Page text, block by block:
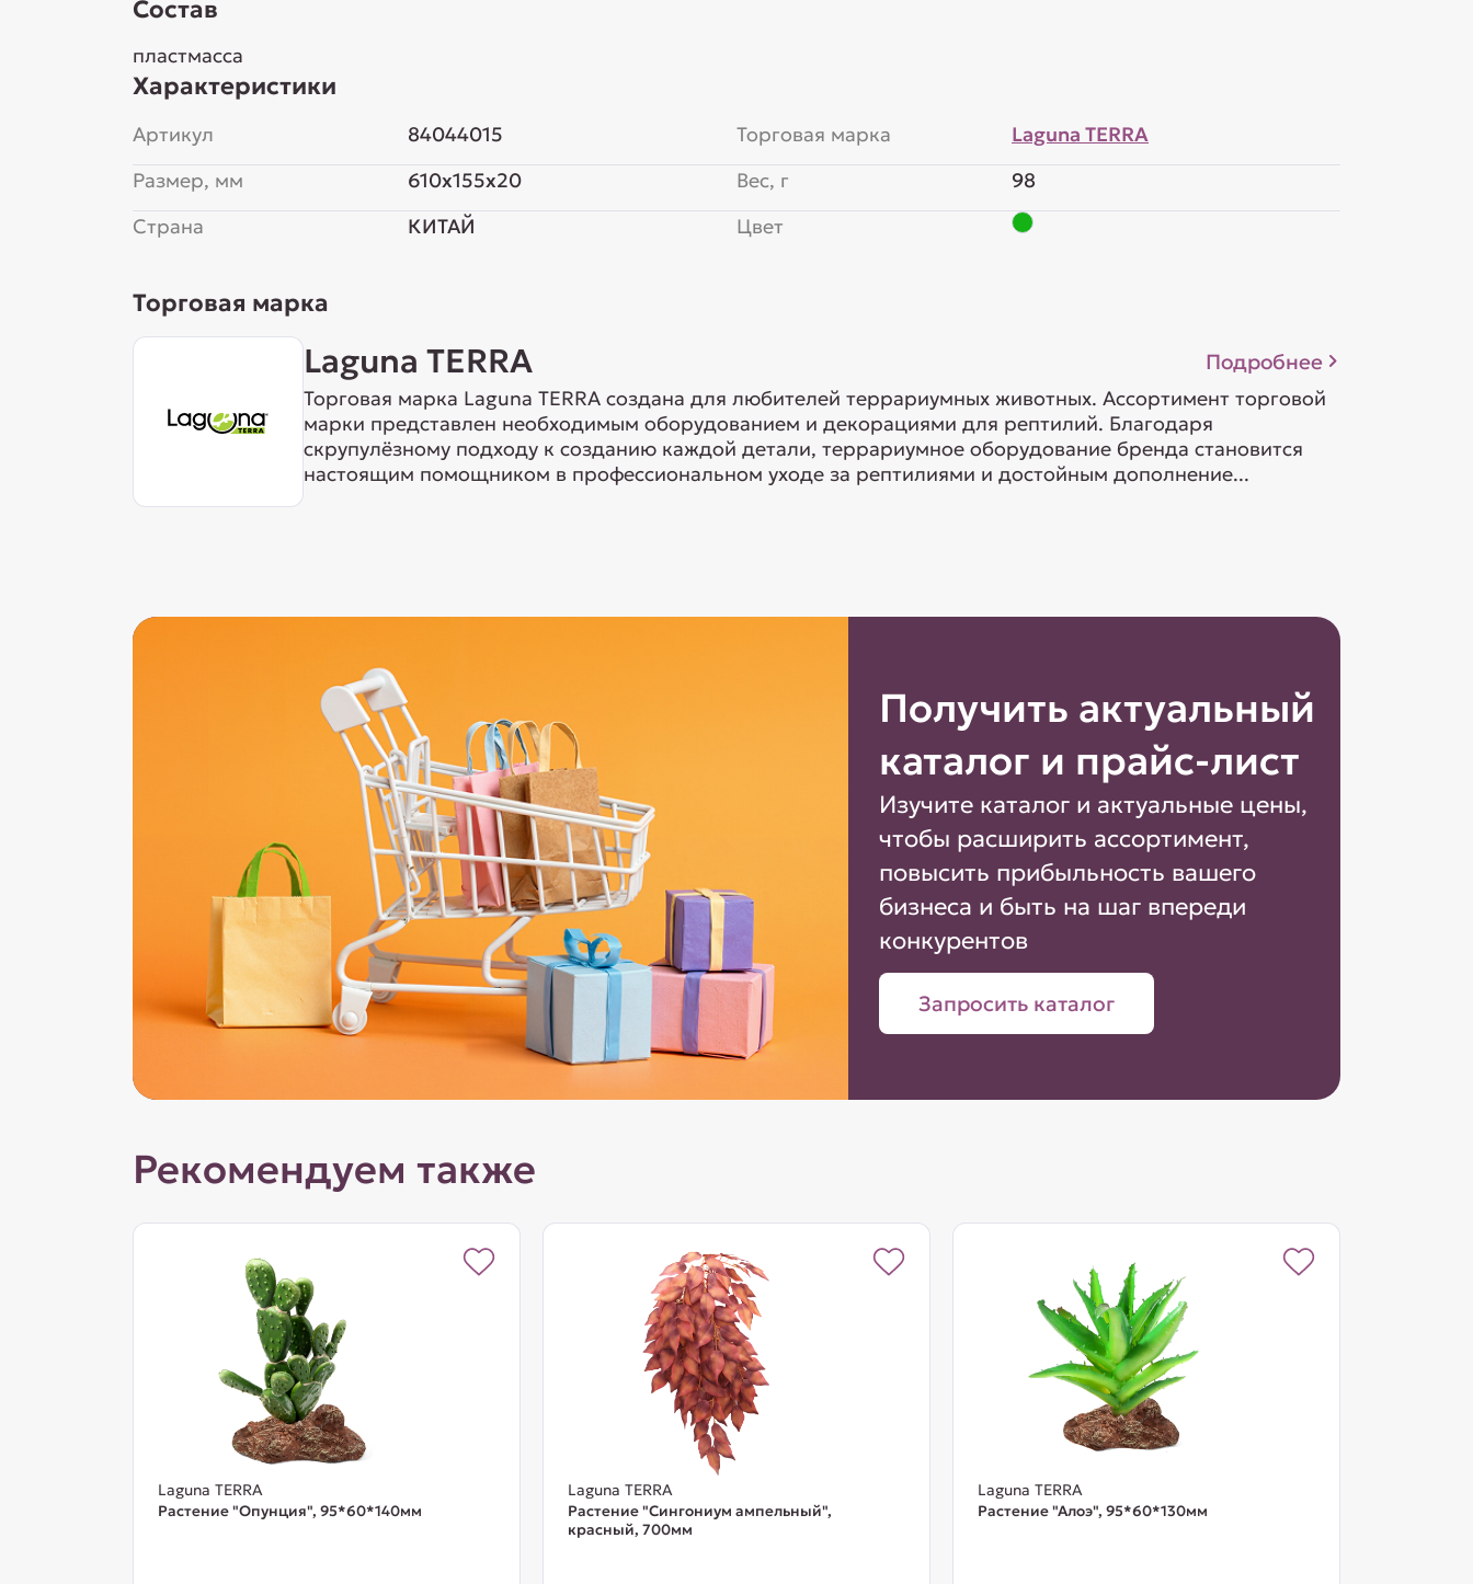
Состав
пластмасса
Характеристики
Артикул
84044015
Размер, мм
610x155x20
Страна
КИТАЙ
Торговая марка
Laguna TERRA
Вес, г
98
Цвет
Торговая марка
Laguna TERRA Подробнее
Торговая марка Laguna TERRA создана для любителей террариумных животных. Ассортимент торговой
марки представлен необходимым оборудованием и декорациями для рептилий. Благодаря
скрупулёзному подходу к созданию каждой детали, террариумное оборудование бренда становится
настоящим помощником в профессиональном уходе за рептилиями и достойным дополнение...
Получить актуальный
каталог и прайс-лист
Изучите каталог и актуальные цены,
чтобы расширить ассортимент,
повысить прибыльность вашего
бизнеса и быть на шаг впереди
конкурентов
Запросить каталог
Рекомендуем также
Laguna TERRA
Растение "Опунция", 95*60*140мм
Laguna TERRA
Растение "Сингониум ампельный",
красный, 700мм
Laguna TERRA
Растение "Алоэ", 95*60*130мм